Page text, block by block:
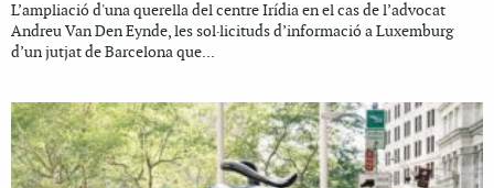
L’ampliació d'una querella del centre Irídia en el cas de l’advocat
Andreu Van Den Eynde, les sol·licituds d’informació a Luxemburg
d’un jutjat de Barcelona que...